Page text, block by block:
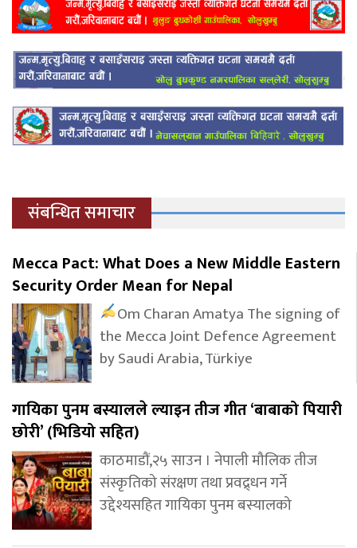
संबन्धित समाचार
Mecca Pact: What Does a New Middle Eastern
Security Order Mean for Nepal
Om Charan Amatya The signing of
the Mecca Joint Defence Agreement
by Saudi Arabia, Türkiye
गायिका पुनम बस्यालले ल्याइन तीज गीत ‘बाबाको पियारी
छोरी’ (भिडियो सहित)
काठमाडौं,२५ साउन । नेपाली मौलिक तीज
संस्कृतिको संरक्षण तथा प्रवद्र्धन गर्ने
उद्देश्यसहित गायिका पुनम बस्यालको